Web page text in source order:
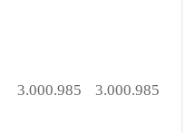
3.000.985 3.000.985